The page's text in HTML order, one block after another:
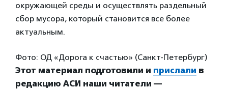
окружающей среды и осуществлять раздельный
сбор мусора, который становится все более
актуальным.
Фото: ОД «Дорога к счастью» (Санкт-Петербург)
Этот материал подготовили и прислали в
редакцию АСИ наши читатели —